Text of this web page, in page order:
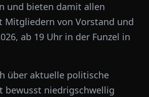
und bieten damit allen
von Vorstand und
ab 19 Uhr in der Funzel in
über aktuelle politische
bewusst niedrigschwellig